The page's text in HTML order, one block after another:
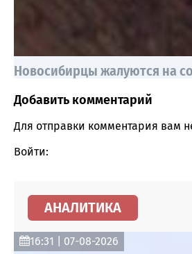
Новосибирцы жалуются на
Comment
Добавить комментарий
Для отправки комментария вам
Войти:
АНАЛИТИКА
16:31 | 07-08-2026